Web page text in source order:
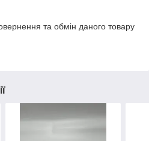
та обмін даного товару